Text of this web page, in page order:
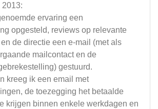
2013:
ervaring een
opgesteld, reviews op relevante
de directie een e-mail (met als
mailcontact en de
gestuurd.
kreeg ik een email met
de toezegging het betaalde
krijgen binnen enkele werkdagen en